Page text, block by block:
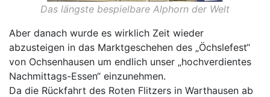
Das längste bespielbare Alphorn der Welt
Aber danach wurde es wirklich Zeit wieder
abzusteigen in das Marktgeschehen des „Öchslefest“
von Ochsenhausen um endlich unser „hochverdientes
Nachmittags-Essen“ einzunehmen.
Da die Rückfahrt des Roten Flitzers in Warthausen ab